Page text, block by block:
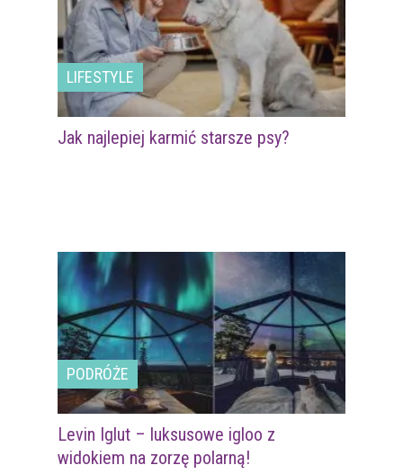
LIFESTYLE
Jak najlepiej karmić starsze psy?
PODRÓŻE
Levin Iglut – luksusowe igloo z
widokiem na zorzę polarną!